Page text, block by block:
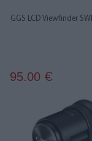
GGS LCD Viewfinder
95.00 €